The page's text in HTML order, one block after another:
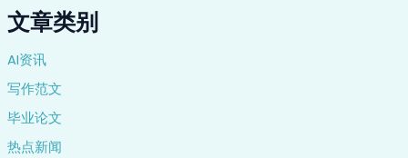
文章类别
AI资讯
写作范文
毕业论文
热点新闻